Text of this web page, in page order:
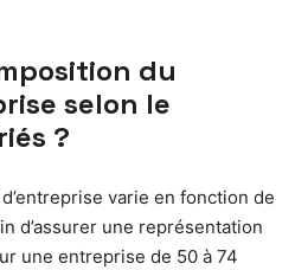
du
selon le
?
varie en fonction de
d’assurer une représentation
une entreprise de 50 à 74